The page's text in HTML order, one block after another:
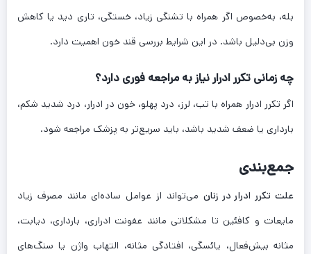
بله، به‌خصوص اگر همراه با تشنگی زیاد، خستگی، تاری دید یا کاهش
وزن بی‌دلیل باشد. در این شرایط بررسی قند خون اهمیت دارد.
چه زمانی تکرر ادرار نیاز به مراجعه فوری دارد؟
اگر تکرر ادرار همراه با تب، لرز، درد پهلو، خون در ادرار، درد شدید شکم،
بارداری یا ضعف شدید باشد، باید سریع‌تر به پزشک مراجعه شود.
جمع‌بندی
علت تکرر ادرار در زنان می‌تواند از عوامل ساده‌ای مانند مصرف زیاد
مایعات و کافئین تا مشکلاتی مانند عفونت ادراری، بارداری، دیابت،
مثانه بیش‌فعال، یائسگی، افتادگی مثانه، التهاب واژن یا سنگ‌های